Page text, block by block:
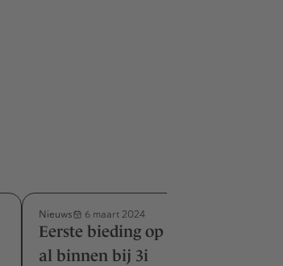
Nieuws 6 maart 2024
Eerste bieding op Hans Anders is
al binnen bij 3i